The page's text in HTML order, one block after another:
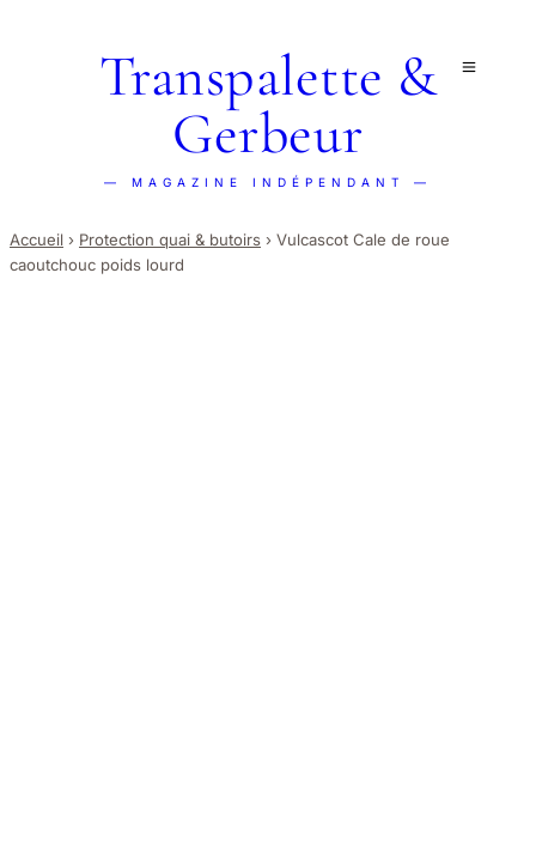
Transpalette &
Gerbeur
— MAGAZINE INDÉPENDANT —
Accueil › Protection quai & butoirs › Vulcascot Cale de roue
caoutchouc poids lourd